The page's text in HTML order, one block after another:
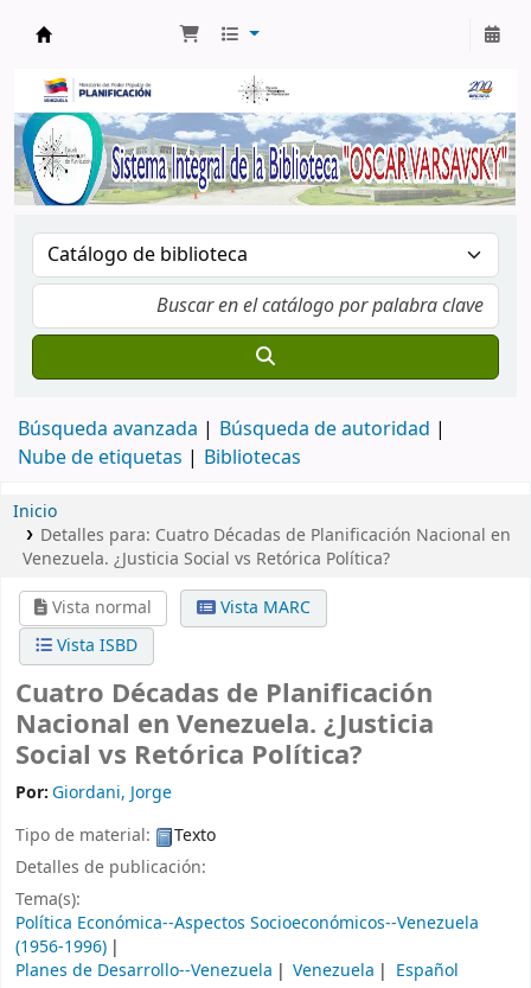
Búsqueda avanzada
Búsqueda de autoridad
Nube de etiquetas
Bibliotecas
Inicio
Detalles para: Cuatro Décadas de Planificación Nacional en
Venezuela. ¿Justicia Social vs Retórica Política?
Vista normal
Vista MARC
Vista ISBD
Cuatro Décadas de Planificación
Nacional en Venezuela. ¿Justicia
Social vs Retórica Política?
Por:Giordani, Jorge
Tipo de material:
Texto
Detalles de publicación:
Tema(s):
Política Económica--Aspectos Socioeconómicos--Venezuela
(1956-1996)
Planes de Desarrollo--Venezuela
Venezuela
Español